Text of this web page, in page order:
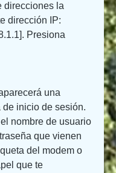
direcciones la
dirección IP:
Presiona
de inicio de sesión.
el nombre de usuario
que vienen
del modem o
que te